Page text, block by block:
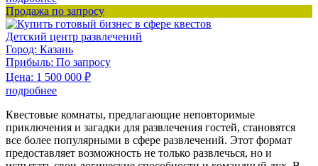
Продажа по запросу
Детский центр развлечений
Город: Казань
Прибыль: По запросу
Цена: 1 500 000 ₽
подробнее
Квестовые комнаты, предлагающие неповторимые
приключения и загадки для развлечения гостей, становятся
все более популярными в сфере развлечений. Этот формат
предоставляет возможность не только развлечься, но и